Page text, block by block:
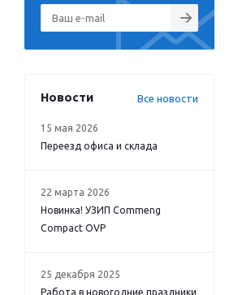
Новости Все новости
15 мая 2026
Переезд офиса и склада
22 марта 2026
Новинка! УЗИП Commeng
Compact OVP
25 декабря 2025
Работа в новогодние праздники